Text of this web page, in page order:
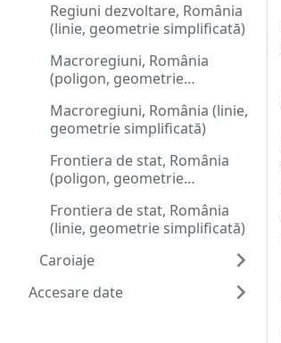
Regiuni dezvoltare, România
(linie, geometrie simplificată)
Macroregiuni, România
(poligon, geometrie
Macroregiuni, România (linie,
geometrie simplificată)
Frontiera de stat, România
(poligon, geometrie
Frontiera de stat, România
(linie, geometrie simplificată)
Caroiaje
Accesare date